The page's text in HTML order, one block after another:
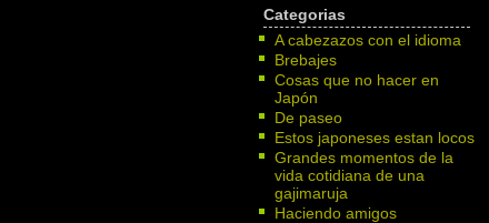
Categorias
A cabezazos con el idioma
Brebajes
Cosas que no hacer en
Japón
De paseo
Estos japoneses estan locos
Grandes momentos de la
vida cotidiana de una
gajimaruja
Haciendo amigos